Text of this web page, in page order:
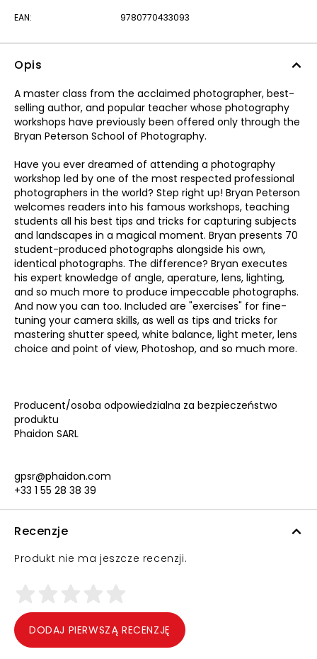
EAN: 9780770433093
Opis
A master class from the acclaimed photographer, best-
selling author, and popular teacher whose photography
workshops have previously been offered only through the
Bryan Peterson School of Photography.
Have you ever dreamed of attending a photography
workshop led by one of the most respected professional
photographers in the world? Step right up! Bryan Peterson
welcomes readers into his famous workshops, teaching
students all his best tips and tricks for capturing subjects
and landscapes in a magical moment. Bryan presents 70
student-produced photographs alongside his own,
identical photographs. The difference? Bryan executes
his expert knowledge of angle, aperature, lens, lighting,
and so much more to produce impeccable photographs.
And now you can too. Included are "exercises" for fine-
tuning your camera skills, as well as tips and tricks for
mastering shutter speed, white balance, light meter, lens
choice and point of view, Photoshop, and so much more.
Producent/osoba odpowiedzialna za bezpieczeństwo
produktu
Phaidon SARL
gpsr@phaidon.com
+33 1 55 28 38 39
Recenzje
Produkt nie ma jeszcze recenzji.
DODAJ PIERWSZĄ RECENZJĘ